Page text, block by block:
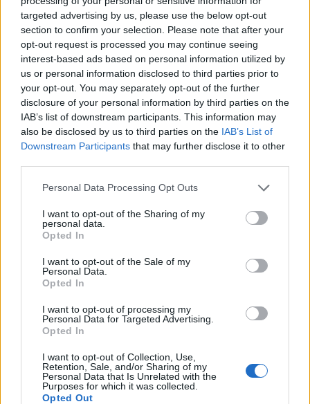
targeted advertising by us, please use the below opt-out
section to confirm your selection. Please note that after your
opt-out request is processed you may continue seeing
interest-based ads based on personal information utilized by
us or personal information disclosed to third parties prior to
your opt-out. You may separately opt-out of the further
disclosure of your personal information by third parties on the
IAB’s list of downstream participants. This information may
also be disclosed by us to third parties on the IAB’s List of
Downstream Participants that may further disclose it to other
Personal Data Processing Opt Outs
I want to opt-out of the Sharing of my
personal data.
Opted In
I want to opt-out of the Sale of my
Personal Data.
Opted In
I want to opt-out of processing my
Personal Data for Targeted Advertising.
Opted In
I want to opt-out of Collection, Use,
Retention, Sale, and/or Sharing of my
Personal Data that Is Unrelated with the
Purposes for which it was collected.
Opted Out
2026. augusztus 05., szerda
Előrejelzés: a szárazság miatt
tovább csökkennek a vízhozamok,
de egy erdélyi folyó fittyet hány a
tendenciáknak